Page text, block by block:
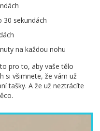
30 sekundách
na každou nohu
pro to, aby vaše tělo
si všimnete, že vám už
tašky. A že už neztrácíte